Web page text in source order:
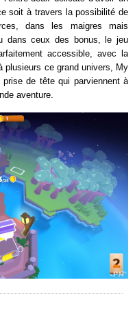
soit à travers la possibilité de
dans les maigres mais
dans ceux des bonus, le jeu
accessible, avec la
plusieurs ce grand univers, My
de tête qui parviennent à
aventure.